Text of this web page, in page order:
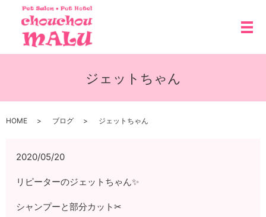
メ
ジェットちゃん
HOME ブログ ジェットちゃん
2020/05/20
リピーターのジェットちゃん✨
シャンプーと部分カット✂